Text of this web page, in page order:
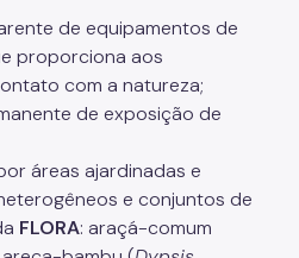
de equipamentos de
proporciona aos
com a natureza;
de exposição de
áreas ajardinadas e
e conjuntos de
FLORA: araçá-comum